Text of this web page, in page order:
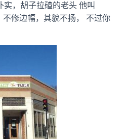
，胡子拉碴的老头 他叫
修边幅，其貌不扬， 不过你